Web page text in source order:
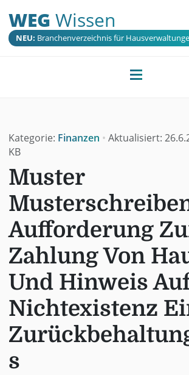
WEG Wissen
NEU: Branchenverzeichnis für
Kategorie: Finanzen • Aktualisiert:
KB
Muster
Aufforderung
Zahlung Von
Und Hinweis
Nichtexistenz
s